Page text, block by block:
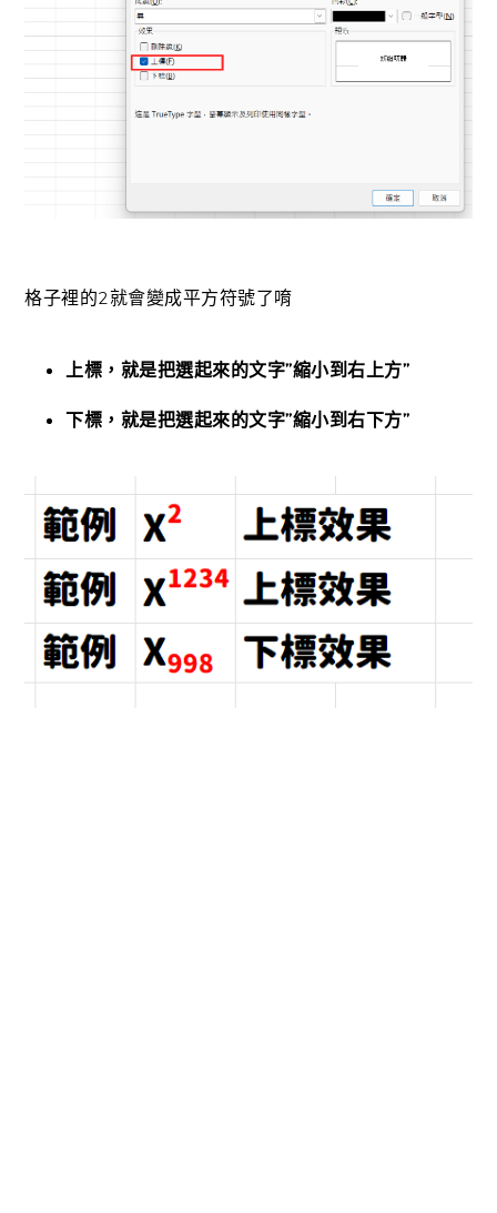
格子裡的2就會變成平方符號了唷
上標，就是把選起來的文字”縮小到右上方”
下標，就是把選起來的文字”縮小到右下方”